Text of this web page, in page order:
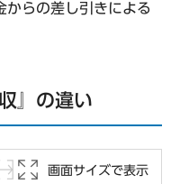
からの差し引きによる
』の違い
画面サイズで表示